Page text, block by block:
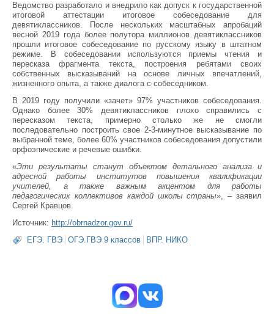
Ведомство разработало и внедрило как допуск к государственной
итоговой аттестации итоговое собеседование для
девятиклассников. После нескольких масштабных апробаций
весной 2019 года более полутора миллионов девятиклассников
прошли итоговое собеседование по русскому языку в штатном
режиме. В собеседовании используются приемы чтения и
пересказа фрагмента текста, построения ребятами своих
собственных высказываний на основе личных впечатлений,
жизненного опыта, а также диалога с собеседником.
В 2019 году получили «зачет» 97% участников собеседования.
Однако более 30% девятиклассников плохо справились с
пересказом текста, примерно столько же не смогли
последовательно построить свое 2-3-минутное высказывание по
выбранной теме, более 60% участников собеседования допустили
орфоэпические и речевые ошибки.
«Эти результаты станут объектом детального анализа и
адресной работы институтов повышения квалификации
учителей, а также важным акцентом для работы
педагогических коллективов каждой школы страны», – заявил
Сергей Кравцов.
Источник: http://obrnadzor.gov.ru/
ЕГЭ. ГВЭ ОГЭ.ГВЭ 9 классов ВПР. НИКО